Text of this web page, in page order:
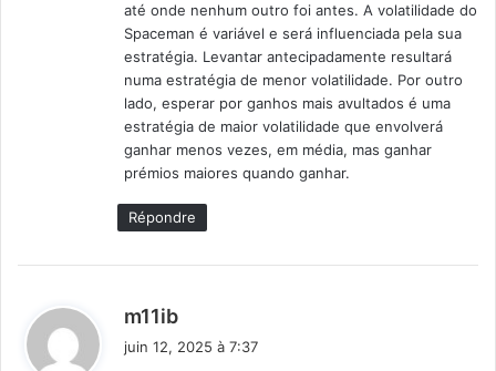
até onde nenhum outro foi antes. A volatilidade do
Spaceman é variável e será influenciada pela sua
estratégia. Levantar antecipadamente resultará
numa estratégia de menor volatilidade. Por outro
lado, esperar por ganhos mais avultados é uma
estratégia de maior volatilidade que envolverá
ganhar menos vezes, em média, mas ganhar
prémios maiores quando ganhar.
Répondre
m11ib
i
juin 12, 2025 à 7:37